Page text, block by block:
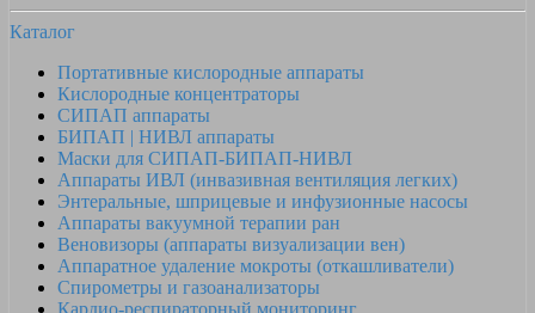
Каталог
Портативные кислородные аппараты
Кислородные концентраторы
СИПАП аппараты
БИПАП | НИВЛ аппараты
Маски для СИПАП-БИПАП-НИВЛ
Аппараты ИВЛ (инвазивная вентиляция легких)
Энтеральные, шприцевые и инфузионные насосы
Аппараты вакуумной терапии ран
Веновизоры (аппараты визуализации вен)
Аппаратное удаление мокроты (откашливатели)
Спирометры и газоанализаторы
Кардио-респираторный мониторинг